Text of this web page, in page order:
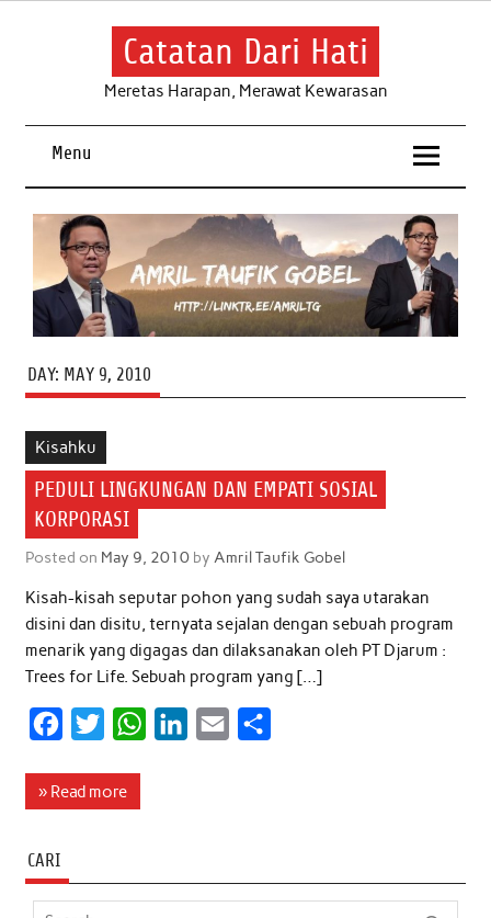
Skip
Catatan Dari Hati
Meretas Harapan, Merawat Kewarasan
Menu
DAY: MAY 9, 2010
Kisahku
PEDULI LINGKUNGAN DAN EMPATI SOSIAL
KORPORASI
Posted on May 9, 2010by Amril Taufik Gobel
Kisah-kisah seputar pohon yang sudah saya utarakan
disini dan disitu, ternyata sejalan dengan sebuah program
menarik yang digagas dan dilaksanakan oleh PT Djarum :
Trees for Life. Sebuah program yang […]
c
o
i
e
W
A
d
» Read more
CARI